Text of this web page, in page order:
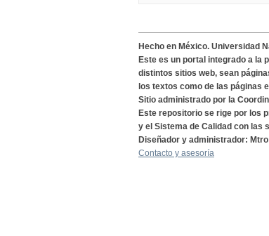
Hecho en México. Universidad
Este es un portal integrado a la
distintos sitios web, sean
los textos como de las páginas
Sitio administrado por la
Este repositorio se rige por los
y el Sistema de Calidad con las
Diseñador y administrador:
Contacto y asesoría